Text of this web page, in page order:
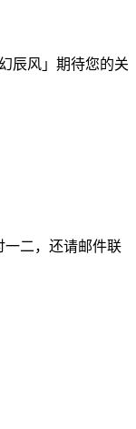
辰风」期待您的关
一二，还请邮件联